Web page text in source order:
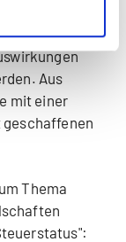
den Bund
Kantone noch
Aus
mit einer
geschaffenen
Thema